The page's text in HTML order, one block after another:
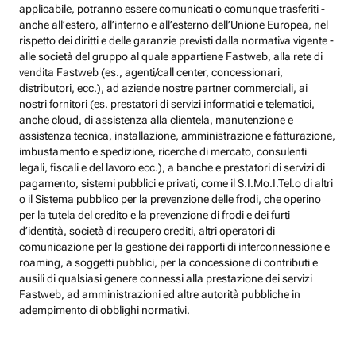
applicabile, potranno essere comunicati o comunque trasferiti -
anche all’estero, all’interno e all’esterno dell’Unione Europea, nel
rispetto dei diritti e delle garanzie previsti dalla normativa vigente -
alle società del gruppo al quale appartiene Fastweb, alla rete di
vendita Fastweb (es., agenti/call center, concessionari,
distributori, ecc.), ad aziende nostre partner commerciali, ai
nostri fornitori (es. prestatori di servizi informatici e telematici,
anche cloud, di assistenza alla clientela, manutenzione e
assistenza tecnica, installazione, amministrazione e fatturazione,
imbustamento e spedizione, ricerche di mercato, consulenti
legali, fiscali e del lavoro ecc.), a banche e prestatori di servizi di
pagamento, sistemi pubblici e privati, come il S.I.Mo.I.Tel.o di altri
o il Sistema pubblico per la prevenzione delle frodi, che operino
per la tutela del credito e la prevenzione di frodi e dei furti
d’identità, società di recupero crediti, altri operatori di
comunicazione per la gestione dei rapporti di interconnessione e
roaming, a soggetti pubblici, per la concessione di contributi e
ausili di qualsiasi genere connessi alla prestazione dei servizi
Fastweb, ad amministrazioni ed altre autorità pubbliche in
adempimento di obblighi normativi.